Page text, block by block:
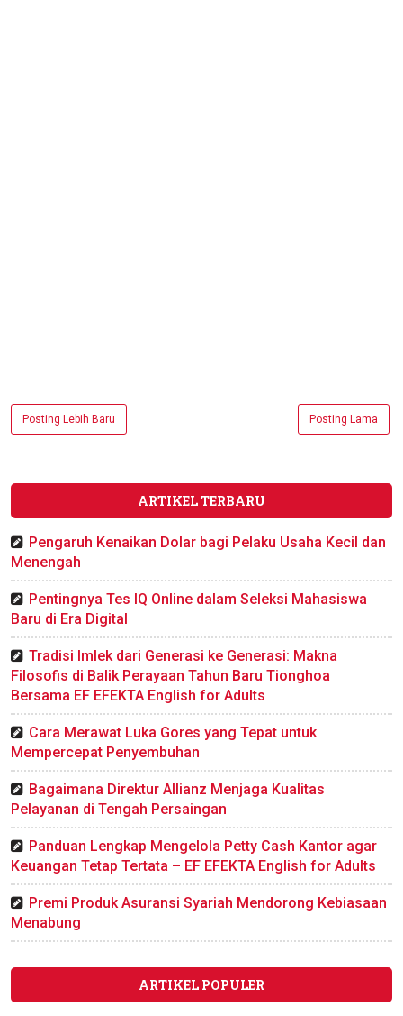
Posting Lebih Baru Posting Lama
ARTIKEL TERBARU
Pengaruh Kenaikan Dolar bagi Pelaku Usaha Kecil dan
Menengah
Pentingnya Tes IQ Online dalam Seleksi Mahasiswa
Baru di Era Digital
Tradisi Imlek dari Generasi ke Generasi: Makna
Filosofis di Balik Perayaan Tahun Baru Tionghoa
Bersama EF EFEKTA English for Adults
Cara Merawat Luka Gores yang Tepat untuk
Mempercepat Penyembuhan
Bagaimana Direktur Allianz Menjaga Kualitas
Pelayanan di Tengah Persaingan
Panduan Lengkap Mengelola Petty Cash Kantor agar
Keuangan Tetap Tertata – EF EFEKTA English for Adults
Premi Produk Asuransi Syariah Mendorong Kebiasaan
Menabung
ARTIKEL POPULER